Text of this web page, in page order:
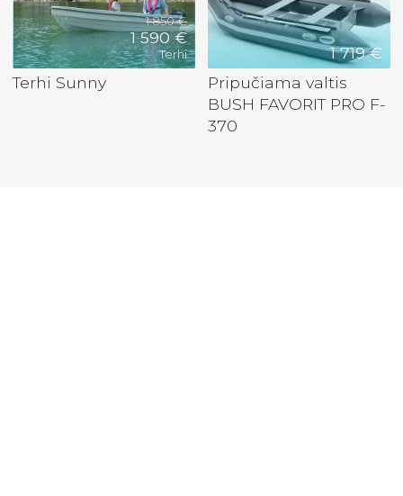
1 850 €
1 590 €
Terhi
Terhi Sunny
1 719 €
Pripučiama valtis
BUSH FAVORIT PRO F-
370